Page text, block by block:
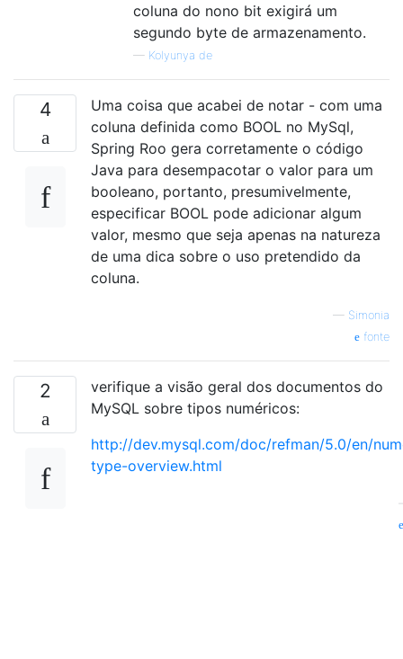
coluna do nono bit exigirá um
segundo byte de armazenamento.
— Kolyunya de
4
Uma coisa que acabei de notar - com uma
coluna definida como BOOL no MySql,
Spring Roo gera corretamente o código
Java para desempacotar o valor para um
booleano, portanto, presumivelmente,
especificar BOOL pode adicionar algum
valor, mesmo que seja apenas na natureza
de uma dica sobre o uso pretendido da
coluna.
— Simonia
fonte
2
verifique a visão geral dos documentos do
MySQL sobre tipos numéricos:
http://dev.mysql.com/doc/refman/5.0/en/
type-overview.html